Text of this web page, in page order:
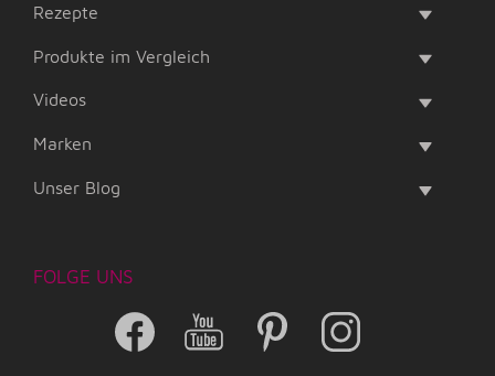
Rezepte
Produkte im Vergleich
Videos
Marken
Unser Blog
FOLGE UNS